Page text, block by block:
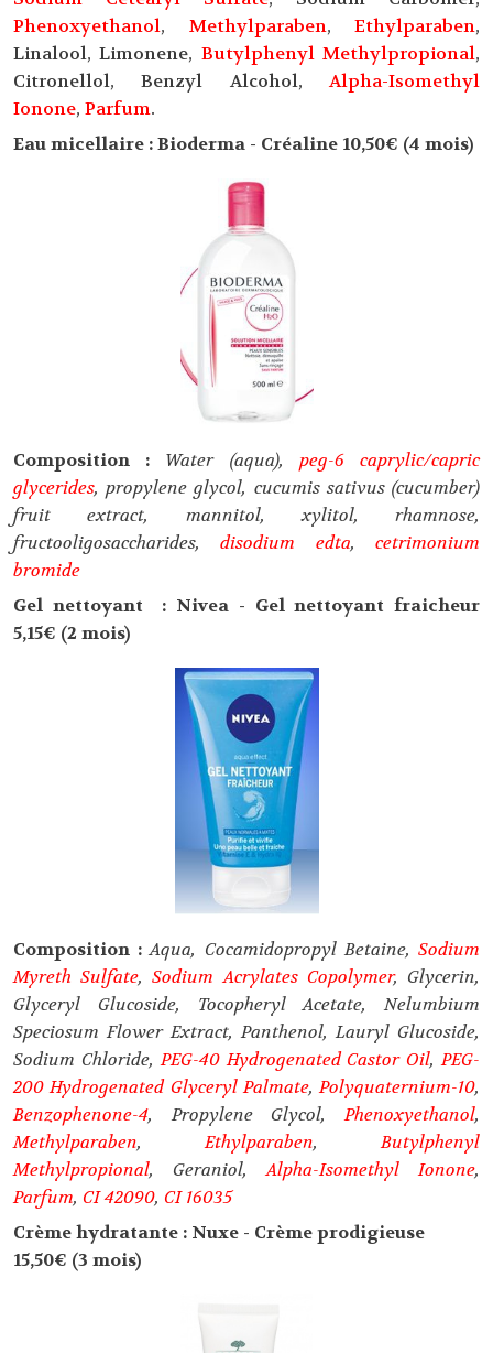
Phenoxyethanol, Methylparaben, Ethylparaben,
Linalool, Limonene, Butylphenyl Methylpropional,
Citronellol, Benzyl Alcohol,Alpha-Isomethyl
Ionone, Parfum.
Eau micellaire : Bioderma - Créaline 10,50€ (4 mois)
Composition : Water (aqua), peg-6 caprylic/capric
glycerides, propylene glycol, cucumis sativus (cucumber)
fruit extract, mannitol, xylitol, rhamnose,
fructooligosaccharides,disodium edta,cetrimonium
bromide
Gel nettoyant : Nivea - Gel nettoyant fraicheur
5,15€ (2 mois)
Composition : Aqua, Cocamidopropyl Betaine,Sodium
Myreth Sulfate,Sodium Acrylates Copolymer, Glycerin,
Glyceryl Glucoside, Tocopheryl Acetate, Nelumbium
Speciosum Flower Extract, Panthenol, Lauryl Glucoside,
Sodium Chloride,PEG-40 Hydrogenated Castor Oil,PEG-
200 Hydrogenated Glyceryl Palmate,Polyquaternium-10,
Benzophenone-4, Propylene Glycol,Phenoxyethanol,
Methylparaben,Ethylparaben,Butylphenyl
Methylpropional, Geraniol,Alpha-Isomethyl Ionone,
Parfum, CI 42090, CI 16035
Crème hydratante : Nuxe - Crème prodigieuse
15,50€ (3 mois)